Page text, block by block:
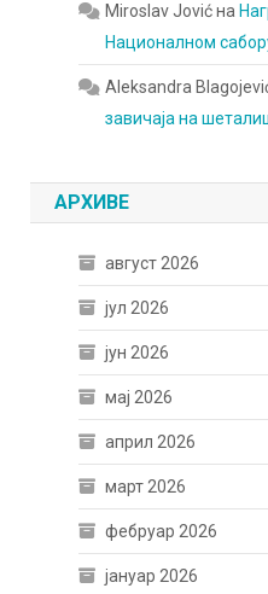
Miroslav Jovićна
Националном
Aleksandra
завичаја на
АРХИВЕ
август 2026
јул 2026
јун 2026
мај 2026
април 2026
март 2026
фебруар 2026
јануар 2026